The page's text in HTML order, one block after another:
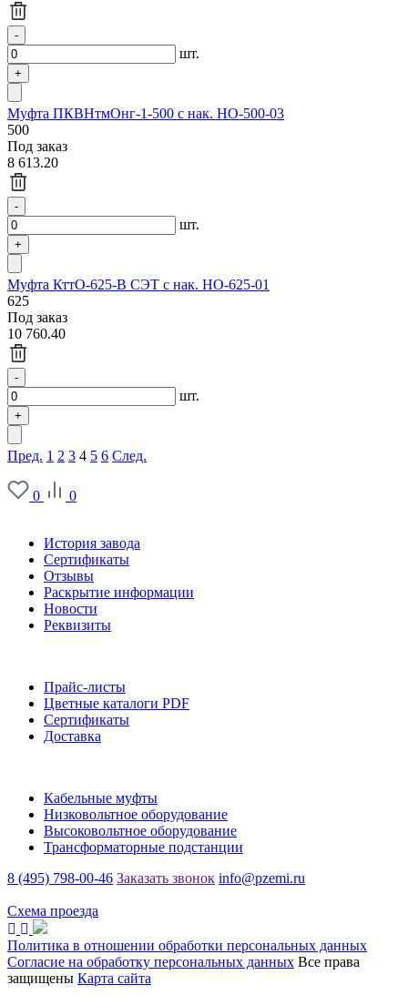
шт.
Муфта ПКВНтмОнг-1-500 с нак. НО-500-03
500
Под заказ
8 613.20
шт.
Муфта КттО-625-В СЭТ с нак. НО-625-01
625
Под заказ
10 760.40
шт.
Пред. 1 2 3 4 5 6 След.
0
0
История завода
Сертификаты
Отзывы
Раскрытие информации
Новости
Реквизиты
Прайс-листы
Цветные каталоги PDF
Сертификаты
Доставка
Кабельные муфты
Низковольтное оборудование
Высоковольтное оборудование
Трансформаторные подстанции
8 (495) 798-00-46 Заказать звонок info@pzemi.ru
Схема проезда
Политика в отношении обработки персональных данных
Согласие на обработку персональных данных Все права
защищены Карта сайта